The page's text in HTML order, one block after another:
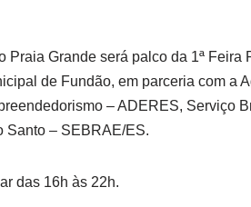
Praia Grande será palco da 1ª Feira
de Fundão, em parceria com a
– ADERES, Serviço
Santo – SEBRAE/ES.
das 16h às 22h.